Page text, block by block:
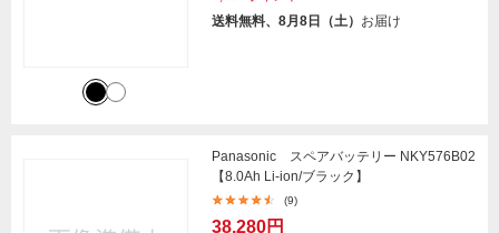
送料無料、8月8日（土） お届け
Panasonic スペアバッテリー NKY576B02
【8.0Ah Li-ion/ブラック】
(9)
38,280円